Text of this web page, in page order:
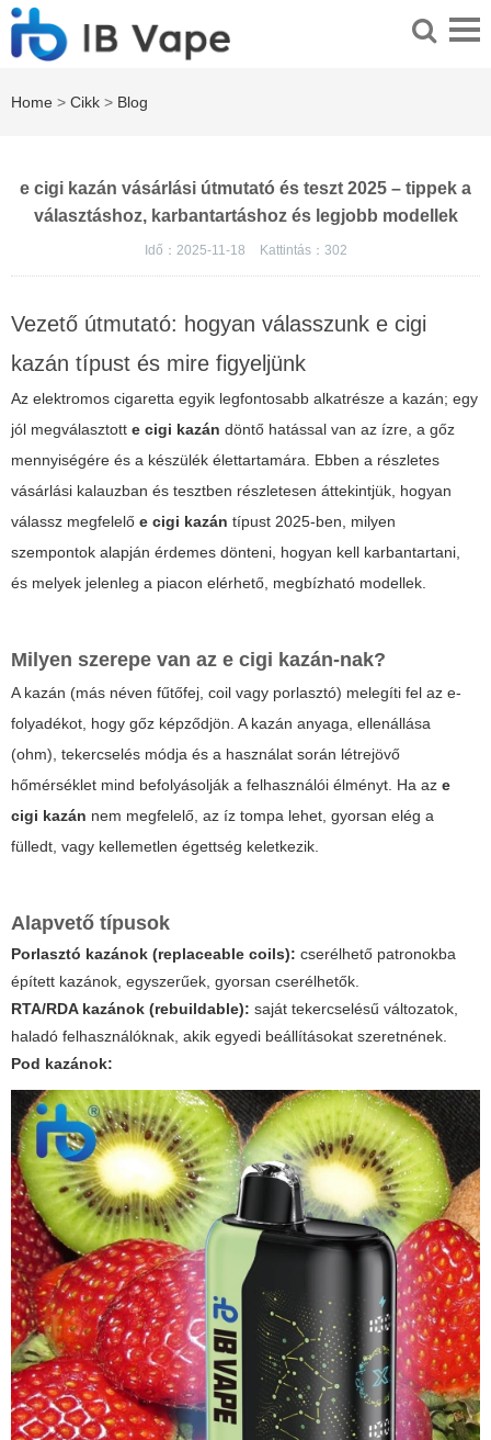
Home > Cikk > Blog
e cigi kazán vásárlási útmutató és teszt 2025 – tippek a
választáshoz, karbantartáshoz és legjobb modellek
Idő：2025-11-18 Kattintás： 302
Vezető útmutató: hogyan válasszunk e cigi
kazán típust és mire figyeljünk
Az elektromos cigaretta egyik legfontosabb alkatrésze a kazán; egy
jól megválasztott e cigi kazán döntő hatással van az ízre, a gőz
mennyiségére és a készülék élettartamára. Ebben a részletes
vásárlási kalauzban és tesztben részletesen áttekintjük, hogyan
válassz megfelelő e cigi kazán típust 2025-ben, milyen
szempontok alapján érdemes dönteni, hogyan kell karbantartani,
és melyek jelenleg a piacon elérhető, megbízható modellek.
Milyen szerepe van az e cigi kazán-nak?
A kazán (más néven fűtőfej, coil vagy porlasztó) melegíti fel az e-
folyadékot, hogy gőz képződjön. A kazán anyaga, ellenállása
(ohm), tekercselés módja és a használat során létrejövő
hőmérséklet mind befolyásolják a felhasználói élményt. Ha az e
cigi kazán nem megfelelő, az íz tompa lehet, gyorsan elég a
fülledt, vagy kellemetlen égettség keletkezik.
Alapvető típusok
Porlasztó kazánok (replaceable coils): cserélhető patronokba
épített kazánok, egyszerűek, gyorsan cserélhetők.
RTA/RDA kazánok (rebuildable): saját tekercselésű változatok,
haladó felhasználóknak, akik egyedi beállításokat szeretnének.
Pod kazánok: